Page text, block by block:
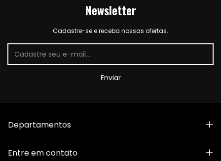
Newsletter
Cadastre-se e receba nossas ofertas.
Departamentos
Entre em contato